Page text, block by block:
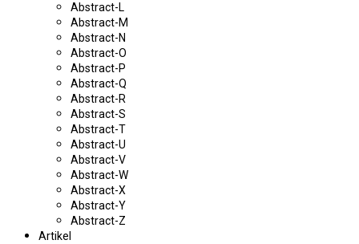
Abstract-L
Abstract-M
Abstract-N
Abstract-O
Abstract-P
Abstract-Q
Abstract-R
Abstract-S
Abstract-T
Abstract-U
Abstract-V
Abstract-W
Abstract-X
Abstract-Y
Abstract-Z
Artikel